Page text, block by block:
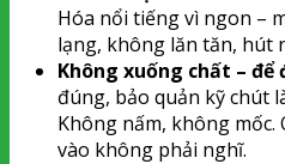
Hóa nổi tiếng vì ngon –
lạng, không lăn tăn, hút
Không xuống chất –
đúng, bảo quản kỹ chút
Không nấm, không
vào không phải nghĩ.